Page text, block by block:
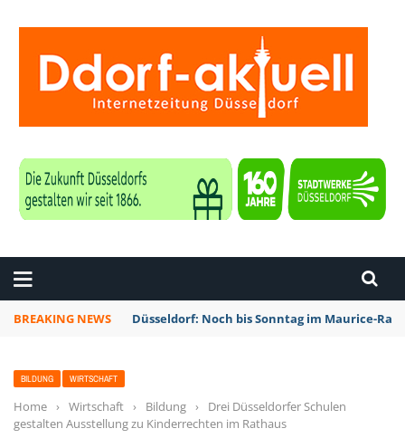
BREAKING NEWS Düsseldorf: Noch bis Sonntag im Maurice-
BILDUNG WIRTSCHAFT
Home › Wirtschaft › Bildung ›
Drei Düsseldorfer Schulen
gestalten Ausstellung zu Kinderrechten im Rathaus